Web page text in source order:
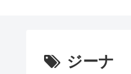
ジーナ